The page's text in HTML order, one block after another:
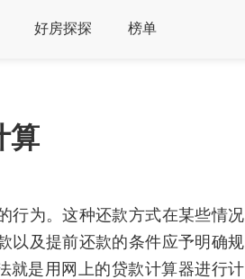
好房探探 榜单
算
行为。这种还款方式在某些情况
以及提前还款的条件应予明确规
就是用网上的贷款计算器进行计